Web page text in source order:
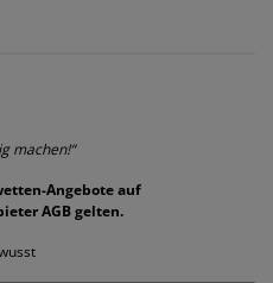
machen!“
Angebote auf
AGB gelten.